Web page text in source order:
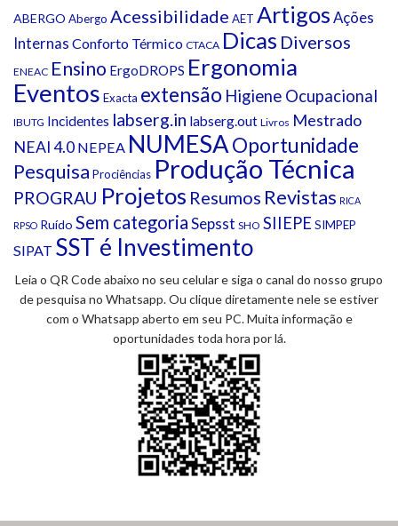
ABERGO Abergo Acessibilidade AET ArtigosAções
Internas Conforto Térmico CTACA Dicas Diversos
ENEAC Ensino ErgoDROPS Ergonomia
Eventos Exacta extensão Higiene Ocupacional
IBUTG Incidentes labserg.in labserg.out Livros Mestrado
NEAI 4.0 NEPEA NUMESAOportunidade
Pesquisa Prociências Produção Técnica
PROGRAU Projetos Resumos Revistas RICA
RPSO Ruído Sem categoriaSepsst SHO SIIEPE SIMPEP
SIPAT SST é Investimento
Leia o QR Code abaixo no seu celular e siga o canal do nosso grupo
de pesquisa no Whatsapp. Ou clique diretamente nele se estiver
com o Whatsapp aberto em seu PC. Muita informação e
oportunidades toda hora por lá.